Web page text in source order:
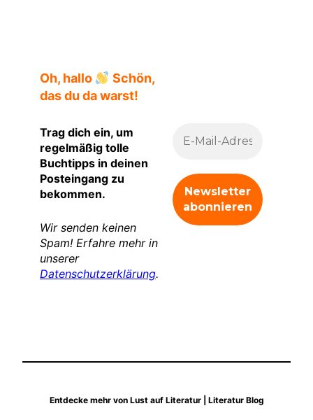
Oh, hallo
Schön,
das du da warst!
Trag dich ein, um
regelmäßig tolle
Buchtipps in deinen
Posteingang zu
bekommen.
Wir senden keinen
Spam! Erfahre mehr in
unserer
Datenschutzerklärung.
Entdecke mehr von Lust auf Literatur | Literatur Blog